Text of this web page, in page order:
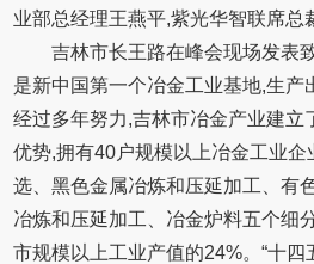
业部总经理王燕平,紫光华智联席总
吉林市长王路在峰会现场发表
是新中国第一个冶金工业基地,生产
经过多年努力,吉林市冶金产业建立
优势,拥有40户规模以上冶金工业企
选、黑色金属冶炼和压延加工、有
冶炼和压延加工、冶金炉料五个细
市规模以上工业产值的24%。“十四